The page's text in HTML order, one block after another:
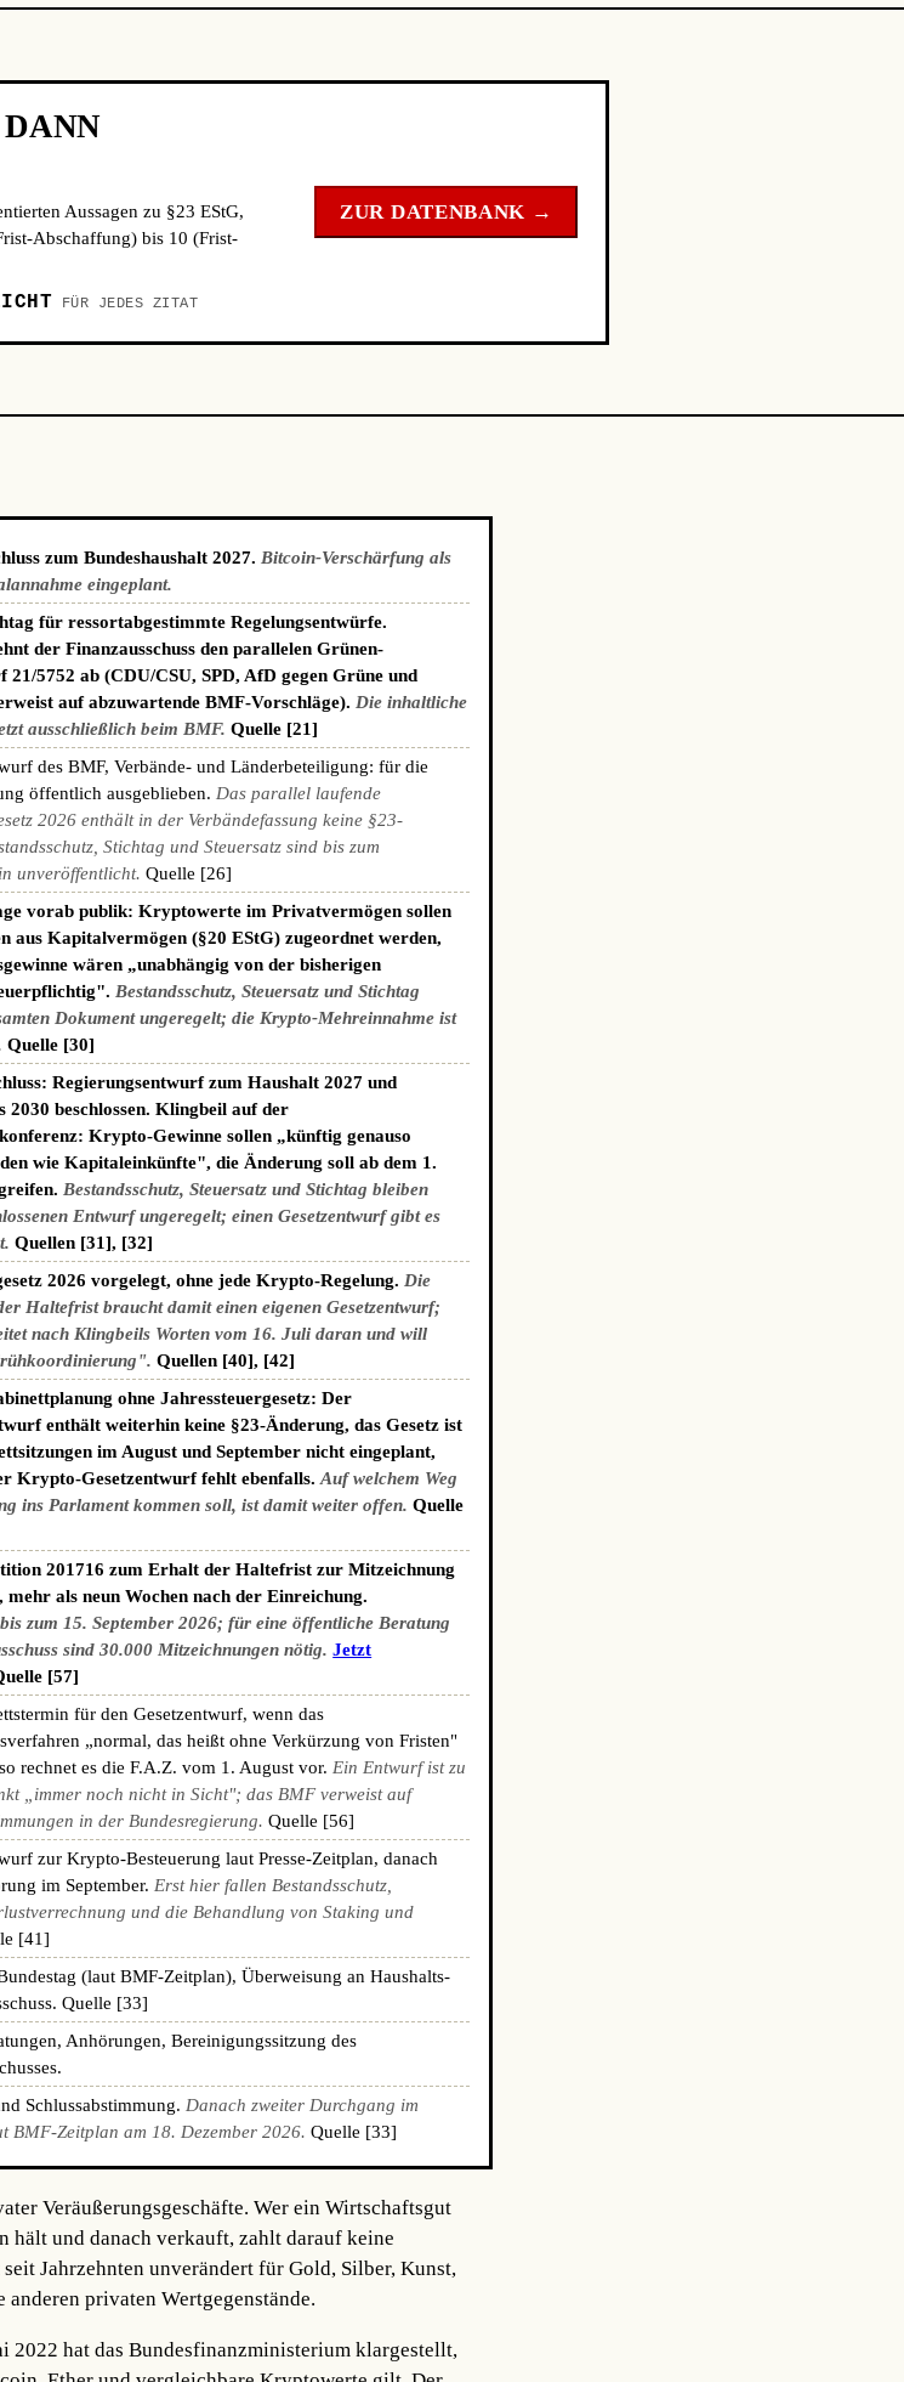
Aussagen zu §23 EStG,
Abschaffung) bis 10 (Frist-
FÜR JEDES ZITAT
ZUR DATENBANK →
zum Bundeshaushalt 2027. Bitcoin-Verschärfung als
eingeplant.
für ressortabgestimmte Regelungsentwürfe.
der Finanzausschuss den parallelen Grünen-
21/5752 ab (CDU/CSU, SPD, AfD gegen Grüne und
auf abzuwartende BMF-Vorschläge). Die inhaltliche
ausschließlich beim BMF. Quelle [21]
des BMF, Verbände- und Länderbeteiligung: für die
öffentlich ausgeblieben. Das parallel laufende
2026 enthält in der Verbändefassung keine §23-
Stichtag und Steuersatz sind bis zum
unveröffentlicht. Quelle [26]
vorab publik: Kryptowerte im Privatvermögen sollen
aus Kapitalvermögen (§20 EStG) zugeordnet werden,
wären „unabhängig von der bisherigen
Bestandsschutz, Steuersatz und Stichtag
Dokument ungeregelt; die Krypto-Mehreinnahme ist
Quelle [30]
Regierungsentwurf zum Haushalt 2027 und
2030 beschlossen. Klingbeil auf der
Krypto-Gewinne sollen „künftig genauso
wie Kapitaleinkünfte", die Änderung soll ab dem 1.
Bestandsschutz, Steuersatz und Stichtag bleiben
Entwurf ungeregelt; einen Gesetzentwurf gibt es
Quellen [31], [32]
2026 vorgelegt, ohne jede Krypto-Regelung. Die
Haltefrist braucht damit einen eigenen Gesetzentwurf;
nach Klingbeils Worten vom 16. Juli daran und will
Quellen [40], [42]
ohne Jahressteuergesetz: Der
enthält weiterhin keine §23-Änderung, das Gesetz ist
im August und September nicht eingeplant,
Krypto-Gesetzentwurf fehlt ebenfalls.Auf welchem Weg
ins Parlament kommen soll, ist damit weiter offen. Quelle
201716 zum Erhalt der Haltefrist zur Mitzeichnung
mehr als neun Wochen nach der Einreichung.
zum 15. September 2026; für eine öffentliche Beratung
sind 30.000 Mitzeichnungen nötig. Jetzt
[57]
für den Gesetzentwurf, wenn das
„normal, das heißt ohne Verkürzung von Fristen"
rechnet es die F.A.Z. vom 1. August vor. Ein Entwurf ist zu
„immer noch nicht in Sicht"; das BMF verweist auf
in der Bundesregierung. Quelle [56]
zur Krypto-Besteuerung laut Presse-Zeitplan, danach
im September. Erst hier fallen Bestandsschutz,
und die Behandlung von Staking und
[41]
(laut BMF-Zeitplan), Überweisung an Haushalts-
Quelle [33]
Anhörungen, Bereinigungssitzung des
Schlussabstimmung. Danach zweiter Durchgang im
BMF-Zeitplan am 18. Dezember 2026. Quelle [33]
Veräußerungsgeschäfte. Wer ein Wirtschaftsgut
hält und danach verkauft, zahlt darauf keine
Jahrzehnten unverändert für Gold, Silber, Kunst,
privaten Wertgegenstände.
2022 hat das Bundesfinanzministerium klargestellt,